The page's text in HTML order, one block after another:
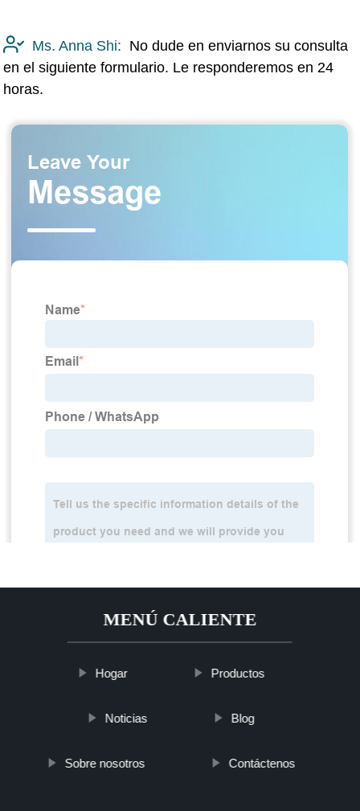
Ms. Anna Shi: No dude en enviarnos su consulta
en el siguiente formulario. Le responderemos en 24
horas.
MENÚ CALIENTE
Hogar Productos
Noticias Blog
Sobre nosotros Contáctenos